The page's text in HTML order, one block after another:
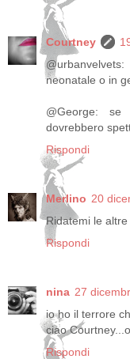
Courtney
neonatale o in
@George:
dovrebbero
Rispondi
Merlino 20
Ridatemi le altre
Rispondi
nina 27
io ho il terrore
ciao
Rispondi